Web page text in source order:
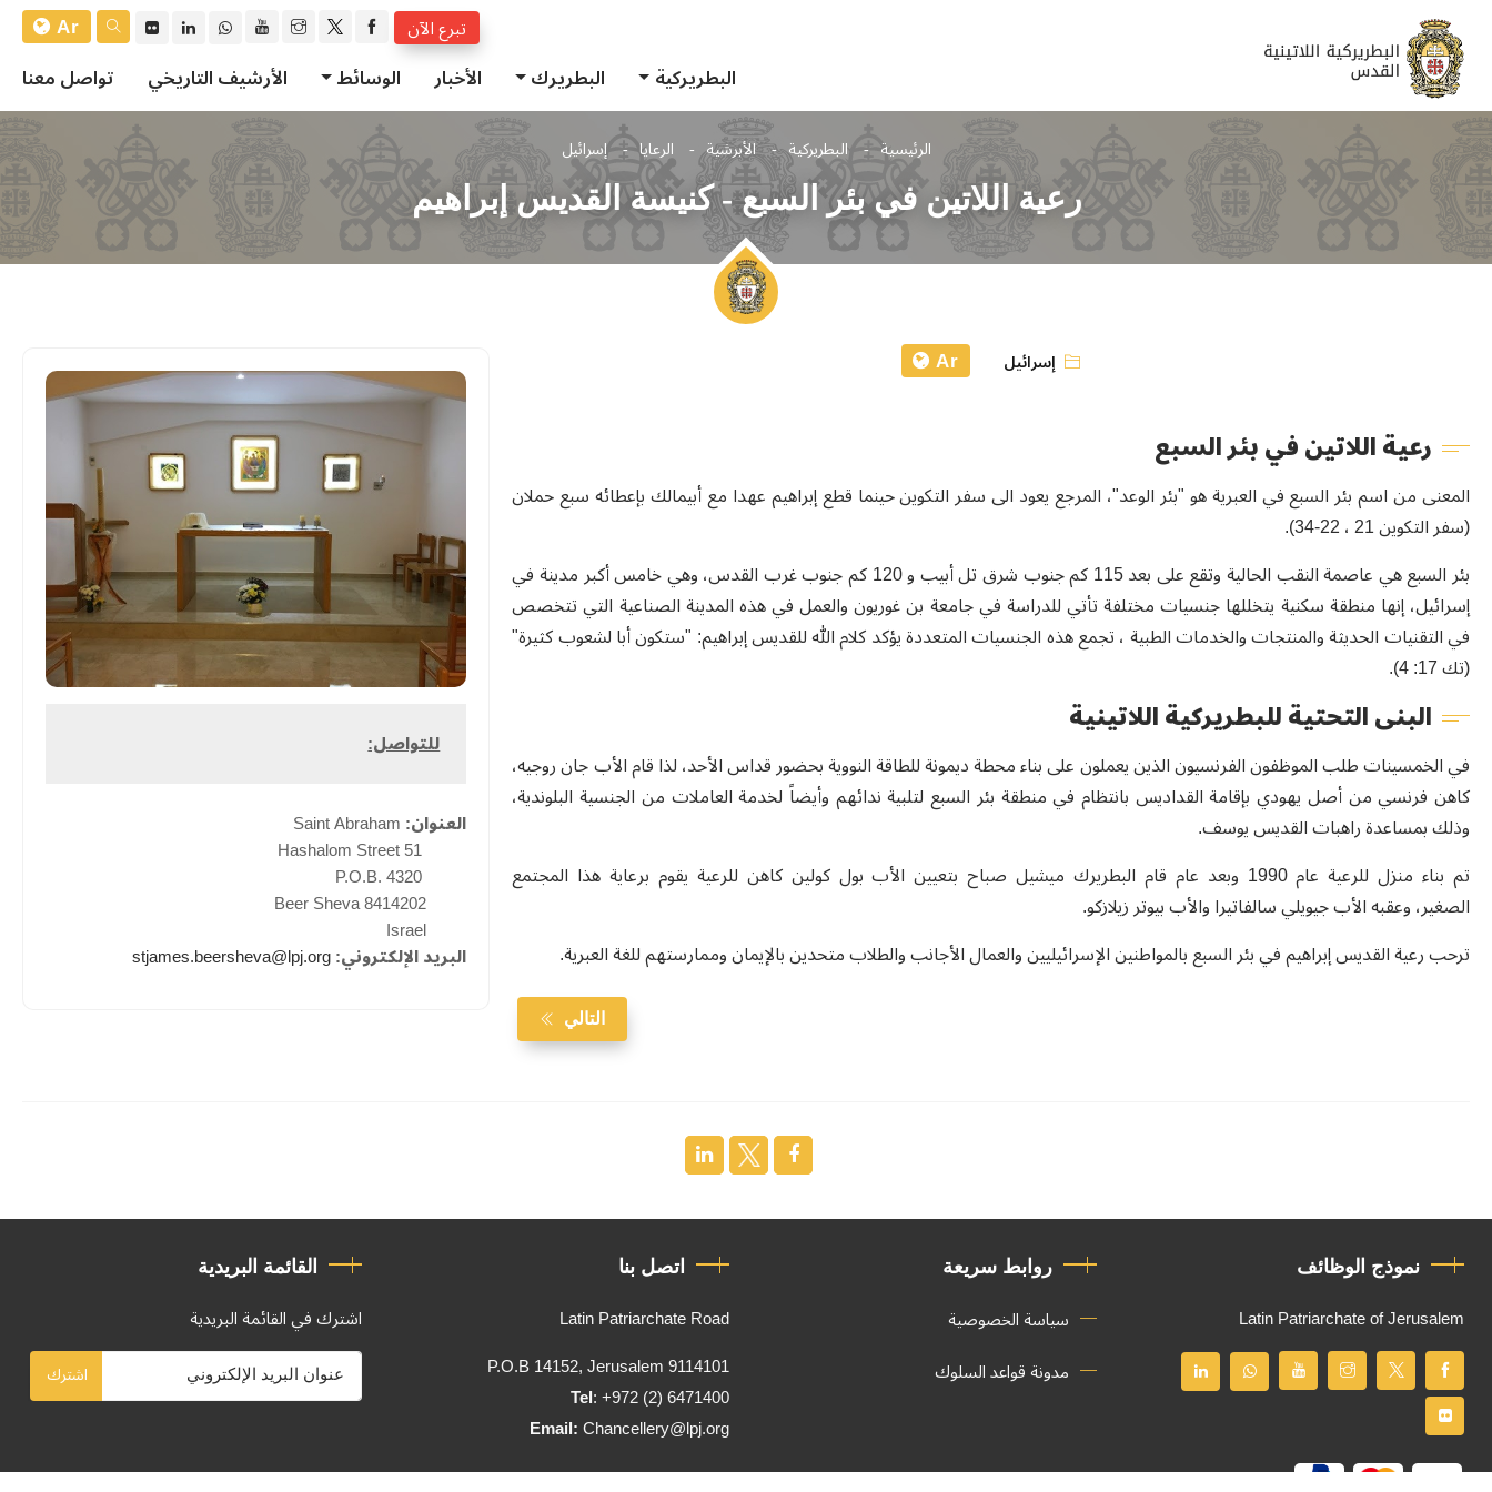
تبرع الآن
Ar
البطريركية
البطريرك الأخبار الوسائط الأرشيف التاريخي تواصل معنا
الرئيسية البطريركية الأبرشية الرعايا إسرائيل
رعية اللاتين في بئر السبع - كنيسة القديس إبراهيم
إسرائيل Ar
رعية اللاتين في بئر السبع
المعنى من اسم بئر السبع في العبرية هو "بئر الوعد"، المرجع يعود الى سفر التكوين حينما قطع إبراهيم عهدا مع أبيمالك بإعطائه سبع حملان
(سفر التكوين 21 ، 22-34).
بئر السبع هي عاصمة النقب الحالية وتقع على بعد 115 كم جنوب شرق تل أبيب و 120 كم جنوب غرب القدس، وهي خامس أكبر مدينة في
إسرائيل، إنها منطقة سكنية يتخللها جنسيات مختلفة تأتي للدراسة في جامعة بن غوريون والعمل في هذه المدينة الصناعية التي تتخصص
في التقنيات الحديثة والمنتجات والخدمات الطبية ، تجمع هذه الجنسيات المتعددة يؤكد كلام الله للقديس إبراهيم: "ستكون أبا لشعوب كثيرة"
(تك 17: 4).
البنى التحتية للبطريركية اللاتينية
في الخمسينات طلب الموظفون الفرنسيون الذين يعملون على بناء محطة ديمونة للطاقة النووية بحضور قداس الأحد، لذا قام الأب جان روجيه،
كاهن فرنسي من أصل يهودي بإقامة القداديس بانتظام في منطقة بئر السبع لتلبية ندائهم وأيضاً لخدمة العاملات من الجنسية البلوندية،
وذلك بمساعدة راهبات القديس يوسف.
تم بناء منزل للرعية عام 1990 وبعد عام قام البطريرك ميشيل صباح بتعيين الأب بول كولين كاهن للرعية يقوم برعاية هذا المجتمع
الصغير، وعقبه الأب جيويلي سالفاتيرا والأب بيوتر زيلازكو.
ترحب رعية القديس إبراهيم في بئر السبع بالمواطنين الإسرائيليين والعمال الأجانب والطلاب متحدين بالإيمان وممارستهم للغة العبرية.
التالي
للتواصل:
العنوان:Saint Abraham
البريد الإلكتروني:stjames.beersheva@lpj.org
نموذج الوظائف
Latin Patriarchate of Jerusalem
روابط سريعة
سياسة الخصوصية
مدونة قواعد السلوك
اتصل بنا
Latin Patriarchate Road
P.O.B 14152, Jerusalem 9114101
Tel: +972 (2) 6471400
Email:Chancellery@lpj.org
القائمة البريدية
اشترك في القائمة البريدية
اشترك